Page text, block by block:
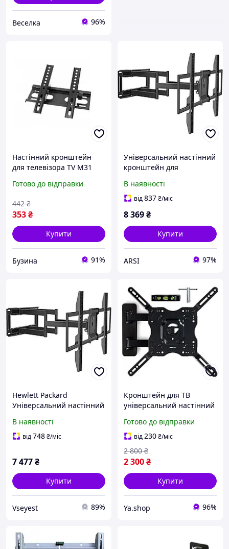
Веселка 96%
Настінний кронштейн
для телевізора TV M31
14 32 дюйма buzyna
Готово до відправки
353₴
442 ₴
Купити
Бузина 91%
Універсальний настінний
кронштейн для
кг
В наявності
від837₴/міс
8 369₴
Купити
ARSI 97%
Hewlett Packard
Універсальний настінний
телевізорів 50-120" до 150
кг
В наявності
від748₴/міс
7 477₴
Купити
Vseyest 89%
Кронштейн для ТВ
універсальний настінний
26 55
Готово до відправки
від230₴/міс
2 300₴
2 800 ₴
Купити
Ya.shop 96%